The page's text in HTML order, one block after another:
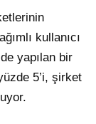
kullanıcı
yapılan bir
5’i, şirket